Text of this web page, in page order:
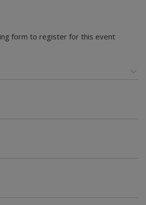
form to register for this event